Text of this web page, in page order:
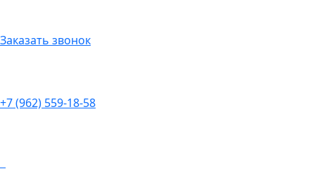
Заказать звонок
+7 (962) 559-18-58